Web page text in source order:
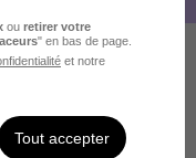
ou retirer votre
" en bas de page.
et notre
Tout accepter